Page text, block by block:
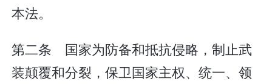
本法。
第二条 国家为防备和抵抗侵略，制止武
装颠覆和分裂，保卫国家主权、统一、领